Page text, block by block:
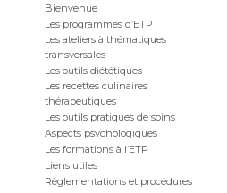
Bienvenue
Les programmes d’ETP
Les ateliers à thématiques
transversales
Les outils diététiques
Les recettes culinaires
thérapeutiques
Les outils pratiques de soins
Aspects psychologiques
Les formations à l’ETP
Liens utiles
Règlementations et procédures